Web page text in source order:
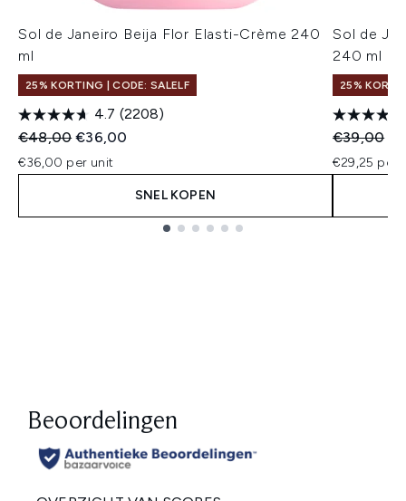
Sol de Janeiro Beija Flor Elasti-Crème 240
ml
25% KORTING | CODE: SALELF
4.7 (2208)
Recommended Retail Price:
€48,00Huidige prijs:
€36,00
€36,00 per unit
SNEL KOPEN
Sol de
240 ml
25%
€39,00
€29,25 per